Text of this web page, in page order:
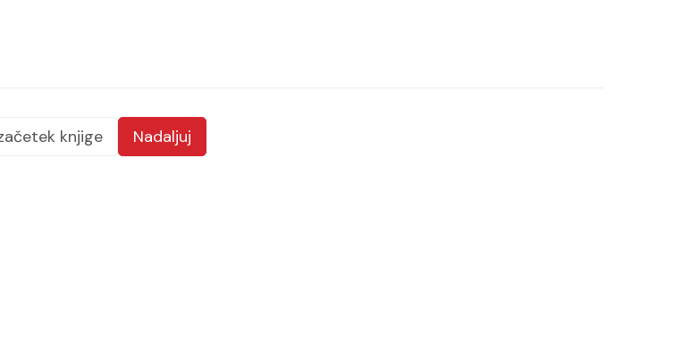
knjige Nadaljuj